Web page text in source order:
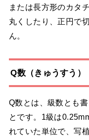
または長方形のカタ
丸くしたり、正円で
ん。
Q数（きゅうすう）
Q数とは、級数とも
とです。1級は
れていた単位で、写